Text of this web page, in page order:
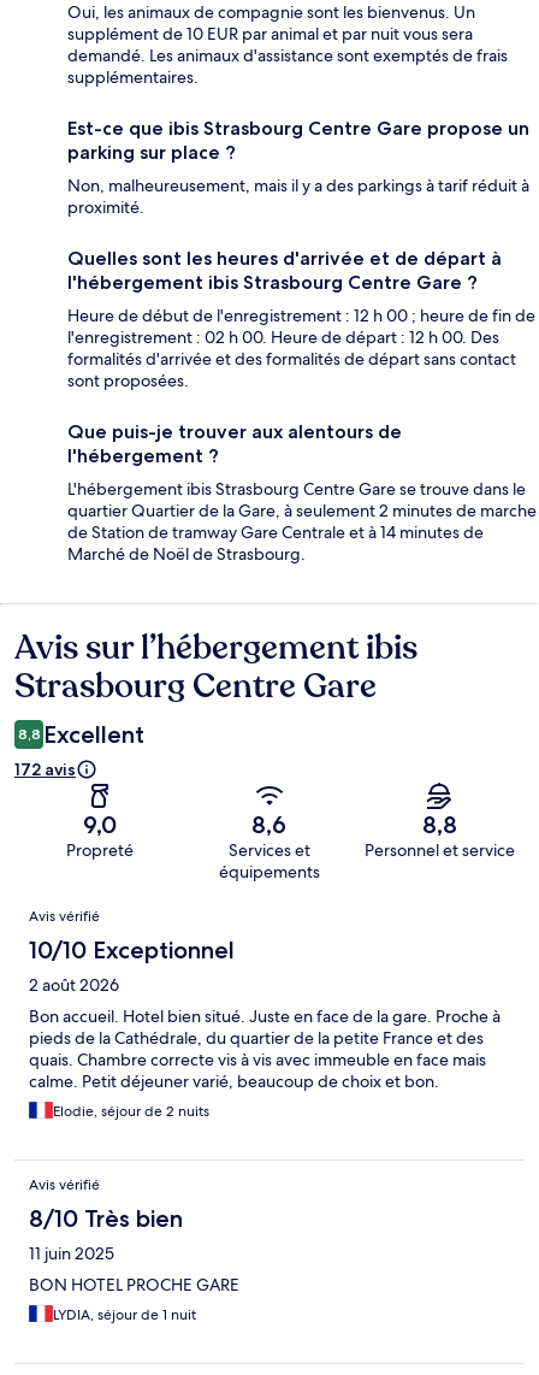
Oui, les animaux de compagnie sont les bienvenus. Un
supplément de 10 EUR par animal et par nuit vous sera
demandé. Les animaux d'assistance sont exemptés de frais
supplémentaires.
Est-ce que ibis Strasbourg Centre Gare propose un
parking sur place ?
Non, malheureusement, mais il y a des parkings à tarif réduit à
proximité.
Quelles sont les heures d'arrivée et de départ à
l'hébergement ibis Strasbourg Centre Gare ?
Heure de début de l'enregistrement : 12 h 00 ; heure de fin de
l'enregistrement : 02 h 00. Heure de départ : 12 h 00. Des
formalités d'arrivée et des formalités de départ sans contact
sont proposées.
Que puis-je trouver aux alentours de
l'hébergement ?
L'hébergement ibis Strasbourg Centre Gare se trouve dans le
quartier Quartier de la Gare, à seulement 2 minutes de marche
de Station de tramway Gare Centrale et à 14 minutes de
Marché de Noël de Strasbourg.
Avis
Avis sur l’hébergement ibis
Strasbourg Centre Gare
8,8 Excellent
172 avis
9,0
Propreté
8,6
Services et
équipements
8,8
Personnel et service
Avis
Avis vérifié
10/10 Exceptionnel
2 août 2026
Bon accueil. Hotel bien situé. Juste en face de la gare. Proche à
pieds de la Cathédrale, du quartier de la petite France et des
quais. Chambre correcte vis à vis avec immeuble en face mais
calme. Petit déjeuner varié, beaucoup de choix et bon.
Elodie, séjour de 2 nuits
Avis vérifié
8/10 Très bien
11 juin 2025
BON HOTEL PROCHE GARE
LYDIA, séjour de 1 nuit